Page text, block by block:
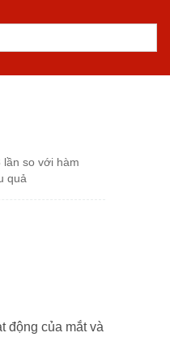
so với hàm
quả
động của mắt và